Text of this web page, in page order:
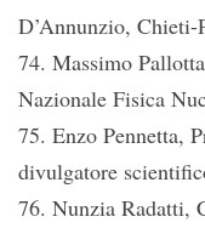
D’Annunzio, Chieti-
74. Massimo
Nazionale Fisica
75. Enzo Pennetta,
divulgatore
76. Nunzia Radatti,